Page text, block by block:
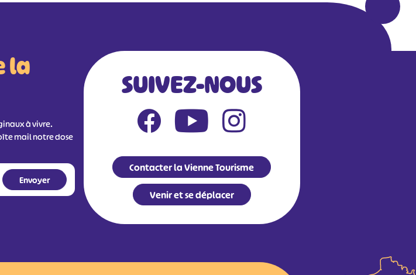
la
à vivre.
mail notre dose
SUIVEZ-NOUS
Contacter la Vienne Tourisme
Venir et se déplacer